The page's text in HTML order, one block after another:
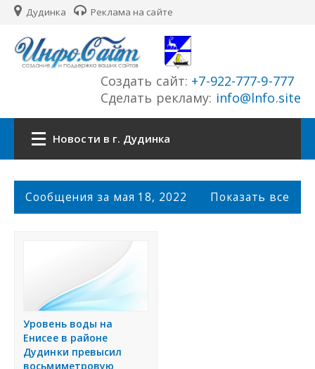
Дудинка Реклама на сайте
Создать сайт: +7-922-777-9-777
Сделать рекламу: info@lnfo.site
Новости в г. Дудинка
Главная
История города
Разместить объявление
Сообщения за мая 18, 2022 Показать все
Уровень воды на
Енисее в районе
Дудинки превысил
восьмиметровую